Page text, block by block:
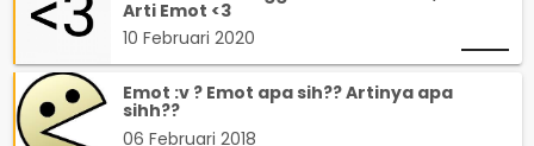
Arti Emot <3
10 Februari 2020
Emot :v ? Emot apa sih?? Artinya apa
sihh??
06 Februari 2018